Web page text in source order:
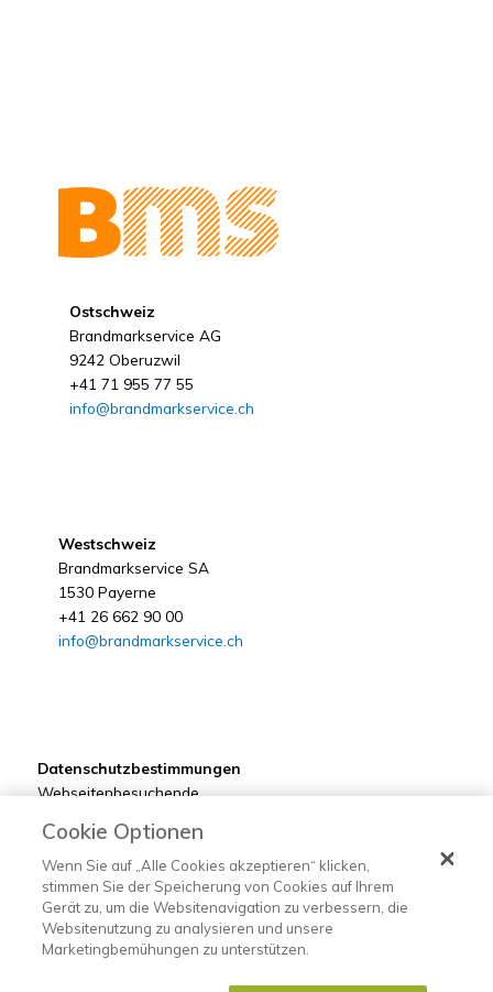
Ostschweiz
Brandmarkservice AG
9242 Oberuzwil
+41 71 955 77 55
info@brandmarkservice.ch
Westschweiz
Brandmarkservice SA
1530 Payerne
+41 26 662 90 00
info@brandmarkservice.ch
Datenschutzbestimmungen
Webseitenbesuchende
Bewerber
Lieferanten
©2022 Brandmarkservice
Cookie Optionen
Wenn Sie auf „Alle Cookies akzeptieren“ klicken,
stimmen Sie der Speicherung von Cookies auf Ihrem
Gerät zu, um die Websitenavigation zu verbessern, die
Websitenutzung zu analysieren und unsere
Marketingbemühungen zu unterstützen.